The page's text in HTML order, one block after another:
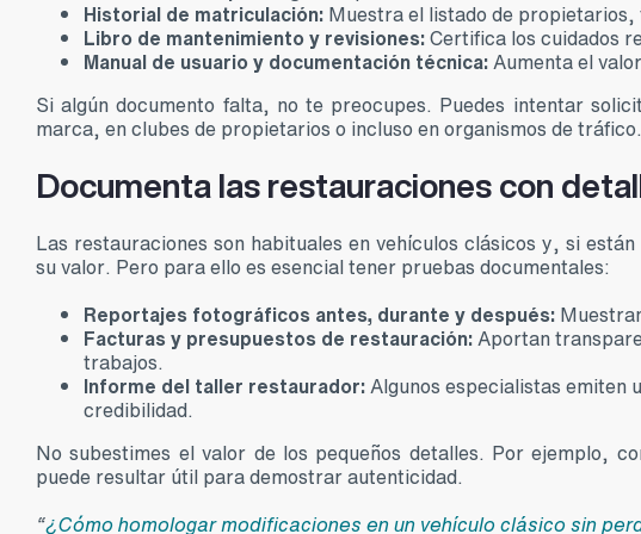
Historial de matriculación: Muestra el listado de
Libro de mantenimiento y revisiones:Certifica los cuidados
Manual de usuario y documentación técnica:Aumenta el
Si algún documento falta, no te preocupes. Puedes intentar
marca, en clubes de propietarios o incluso en organismos de tráfico.
Documenta las restauraciones con
Las restauraciones son habituales en vehículos clásicos y, si
su valor. Pero para ello es esencial tener pruebas documentales:
Reportajes fotográficos antes, durante y después:
Facturas y presupuestos de restauración:Aportan
trabajos.
Informe del taller restaurador:Algunos especialistas emiten
credibilidad.
No subestimes el valor de los pequeños detalles. Por ejemplo,
puede resultar útil para demostrar autenticidad.
“¿Cómo homologar modificaciones en un vehículo clásico sin